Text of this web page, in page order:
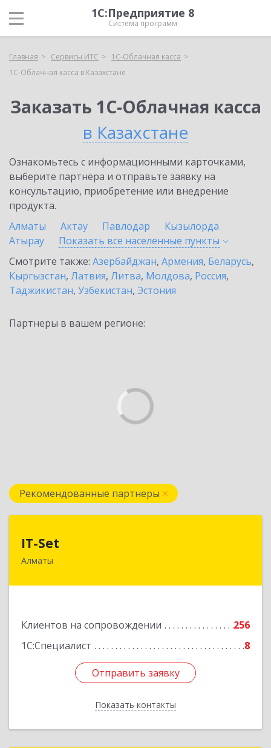
1С:Предприятие 8
Система программ
Главная Сервисы ИТС
1С-Облачная касса
1С-Облачная касса в Казахстане
Заказать 1С-Облачная касса
в Казахстане
Ознакомьтесь с информационными карточками,
выберите партнёра и отправьте заявку на
консультацию, приобретение или внедрение
продукта.
Алматы
Актау Павлодар
Кызылорда
Атырау
Показать все населенные пункты
Смотрите также: Азербайджан, Армения, Беларусь,
Кыргызстан, Латвия, Литва, Молдова, Россия,
Таджикистан, Узбекистан, Эстония
Партнеры в вашем регионе:
Рекомендованные партнеры
IT-Set
Алматы
Клиентов на сопровождении
256
1С:Специалист
8
Отправить заявку
Показать контакты
Отправить заявку
Назад